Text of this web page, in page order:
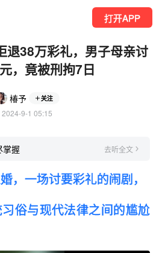
打开APP
退38万彩礼，男子母亲讨
，竟被刑拘7日
椿予 关注
2024-9-1 05:15
掌握 去听全文
，一场讨要彩礼的闹剧，
俗与现代法律之间的尴尬